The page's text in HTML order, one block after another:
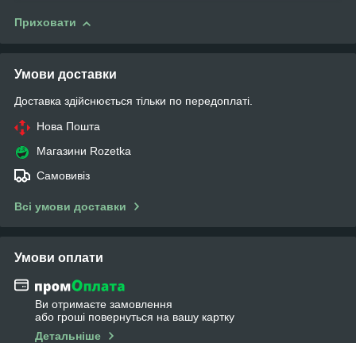
Приховати
Умови доставки
Доставка здійснюється тільки по передоплаті.
Нова Пошта
Магазини Rozetka
Самовивіз
Всі умови доставки
Умови оплати
Ви отримаєте замовлення
або гроші повернуться на вашу картку
Детальніше